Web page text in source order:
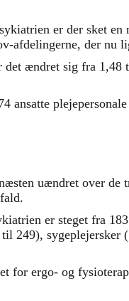
er der sket
afdelingerne, der nu
ændret sig fra 1,48
uændret over de
er steget fra
249), sygeplejersker
for ergo- og